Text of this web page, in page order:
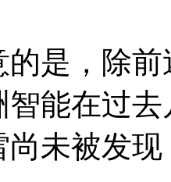
，除前
智能在过
尚未被发